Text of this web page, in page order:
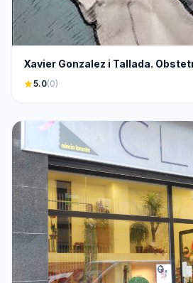
Xavier Gonzalez i Tallada.
star5.0(0)